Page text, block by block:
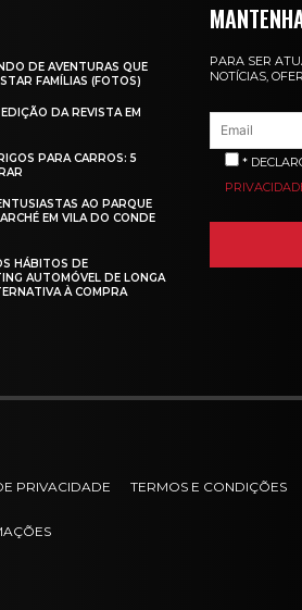
DE AVENTURAS QUE
FAMÍLIAS (FOTOS)
DA REVISTA EM
PARA CARROS: 5
AO PARQUE
EM VILA DO CONDE
HÁBITOS DE
AUTOMÓVEL DE LONGA
À COMPRA
PARA SER
NOTÍCIAS,
*
PRIVACIDADE TERMOS E CONDIÇÕES